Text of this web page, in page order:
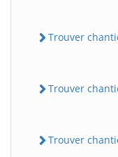
Trouver
Trouver
Trouver